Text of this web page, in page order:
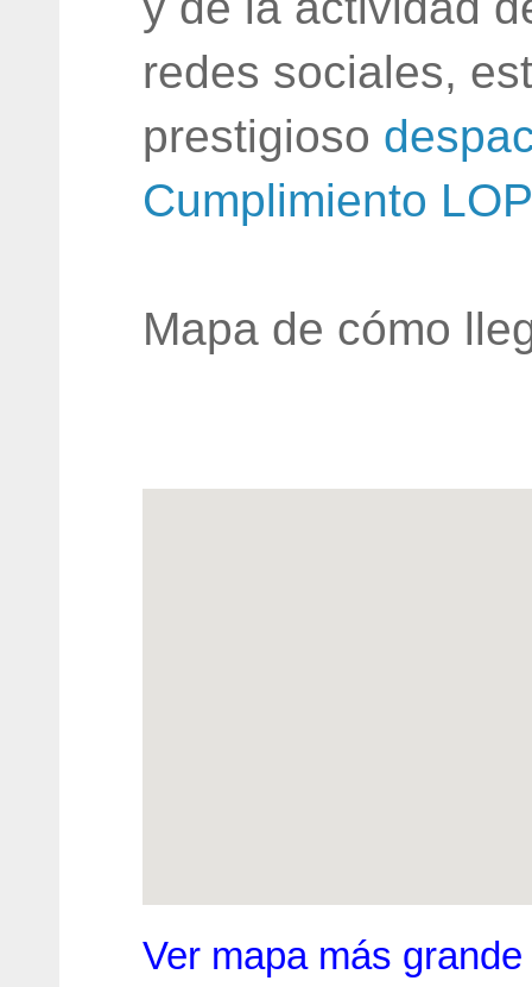
redes sociales,
prestigioso
Cumplimiento
Mapa de cómo
Ver mapa más grande